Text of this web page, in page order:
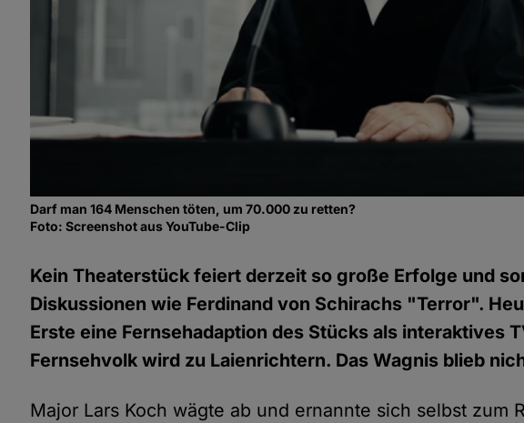
Darf man 164 Menschen töten, um 70.000 zu retten?
Foto: Screenshot aus YouTube-Clip
Kein Theaterstück feiert derzeit so große Erfolge und
Diskussionen wie Ferdinand von Schirachs "Terror".
Erste eine Fernsehadaption des Stücks als interaktives
Fernsehvolk wird zu Laienrichtern. Das Wagnis blieb
Major Lars Koch wägte ab und ernannte sich selbst zum